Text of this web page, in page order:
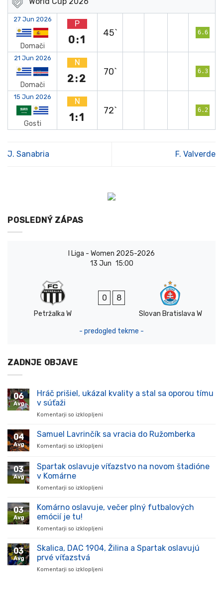
27 Jun 2026
Domači
P
0:1
45` 6.6
21 Jun 2026
Domači
N
2:2
70` 6.3
15 Jun 2026
Gosti
N
1:1
72` 6.2
J. Sanabria F. Valverde
POSLEDNÝ ZÁPAS
I Liga - Women 2025-2026
13 Jun 15:00
Petržalka W
0 8
Slovan Bratislava W
- predogled tekme -
ZADNJE OBJAVE
06
Avg
Hráč prišiel, ukázal kvality a stal sa oporou tímu
v súťaži
Komentarji so izklopljeni
prišiel,
stal
súťaži
04
Avg
Samuel Lavrinčík sa vracia do Ružomberka
Komentarji so izklopljeni
Lavrinčík
sa
03
Avg
Spartak oslavuje víťazstvo na novom štadióne
v Komárne
Komentarji so izklopljeni
oslavuje
v
03
Avg
Komárno oslavuje, večer plný futbalových
emócií je tu!
Komentarji so izklopljeni
oslavuje,
03
Avg
Skalica, DAC 1904, Žilina a Spartak oslavujú
prvé víťazstvá
Komentarji so izklopljeni